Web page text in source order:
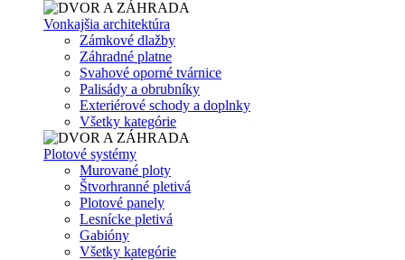
Vonkajšia architektúra
Zámkové dlažby
Záhradné platne
Svahové oporné tvárnice
Palisády a obrubníky
Exteriérové schody a doplnky
Všetky kategórie
Plotové systémy
Murované ploty
Štvorhranné pletivá
Plotové panely
Lesnícke pletivá
Gabióny
Všetky kategórie